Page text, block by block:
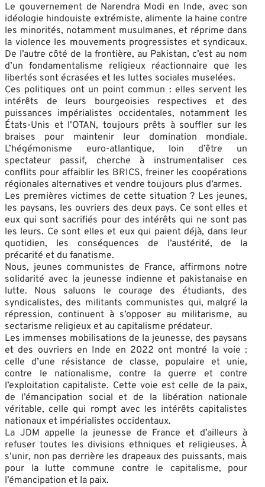
Le gouvernement de Narendra Modi en Inde, avec son
idéologie hindouiste extrémiste, alimente la haine contre
les minorités, notamment musulmanes, et réprime dans
la violence les mouvements progressistes et syndicaux.
De l’autre côté de la frontière, au Pakistan, c’est au nom
d’un fondamentalisme religieux réactionnaire que les
libertés sont écrasées et les luttes sociales muselées.
Ces politiques ont un point commun : elles servent les
intérêts de leurs bourgeoisies respectives et des
puissances impérialistes occidentales, notamment les
États-Unis et l’OTAN, toujours prêts à souffler sur les
braises pour maintenir leur domination mondiale.
L’hégémonisme euro-atlantique, loin d’être un
spectateur passif, cherche à instrumentaliser ces
conflits pour affaiblir les BRICS, freiner les coopérations
régionales alternatives et vendre toujours plus d’armes.
Les premières victimes de cette situation ? Les jeunes,
les paysans, les ouvriers des deux pays. Ce sont elles et
eux qui sont sacrifiés pour des intérêts qui ne sont pas
les leurs. Ce sont elles et eux qui paient déjà, dans leur
quotidien, les conséquences de l’austérité, de la
précarité et du fanatisme.
Nous, jeunes communistes de France, affirmons notre
solidarité avec la jeunesse indienne et pakistanaise en
lutte. Nous saluons le courage des étudiants, des
syndicalistes, des militants communistes qui, malgré la
répression, continuent à s’opposer au militarisme, au
sectarisme religieux et au capitalisme prédateur.
Les immenses mobilisations de la jeunesse, des paysans
et des ouvriers en Inde en 2022 ont montré la voie :
celle d’une résistance de classe, populaire et unie,
contre le nationalisme, contre la guerre et contre
l’exploitation capitaliste. Cette voie est celle de la paix,
de l’émancipation social et de la libération nationale
véritable, celle qui rompt avec les intérêts capitalistes
nationaux et impérialistes occidentaux.
La JDM appelle la jeunesse de France et d’ailleurs à
refuser toutes les divisions ethniques et religieuses. À
s’unir, non pas derrière les drapeaux des puissants, mais
pour la lutte commune contre le capitalisme, pour
l’émancipation et la paix.